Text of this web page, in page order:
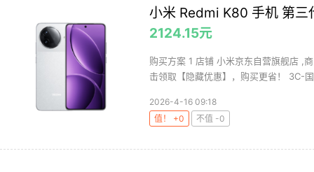
小米 Redmi K80 手机 第
2124.15元
购买方案 1 店铺 小米京东自营旗舰店 ,
击领取【隐藏优惠】，购买更省！ 3C-
2026-4-16 09:18
值！ +0
不值 -0